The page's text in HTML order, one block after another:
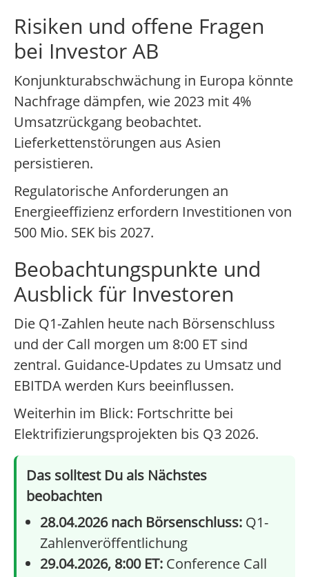
Risiken und offene Fragen
bei Investor AB
Konjunkturabschwächung in Europa könnte
Nachfrage dämpfen, wie 2023 mit 4%
Umsatzrückgang beobachtet.
Lieferkettenstörungen aus Asien
persistieren.
Regulatorische Anforderungen an
Energieeffizienz erfordern Investitionen von
500 Mio. SEK bis 2027.
Beobachtungspunkte und
Ausblick für Investoren
Die Q1-Zahlen heute nach Börsenschluss
und der Call morgen um 8:00 ET sind
zentral. Guidance-Updates zu Umsatz und
EBITDA werden Kurs beeinflussen.
Weiterhin im Blick: Fortschritte bei
Elektrifizierungsprojekten bis Q3 2026.
Das solltest Du als Nächstes
beobachten
28.04.2026 nach Börsenschluss: Q1-
Zahlenveröffentlichung
29.04.2026, 8:00 ET: Conference Call